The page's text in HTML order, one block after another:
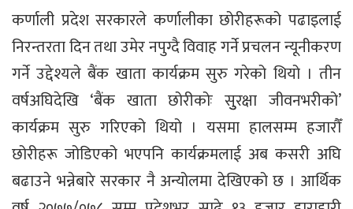
कर्णाली प्रदेश सरकारले कर्णालीका छोरीहरूको पढाइलाई
निरन्तरता दिन तथा उमेर नपुग्दै विवाह गर्ने प्रचलन न्यूनीकरण
गर्ने उद्देश्यले बैंक खाता कार्यक्रम सुरु गरेको थियो । तीन
वर्षअघिदेखि ‘बैंक खाता छोरीकोः सुुरक्षा जीवनभरीको’
कार्यक्रम सुरु गरिएको थियो । यसमा हालसम्म हजारौँ
छोरीहरू जोडिएको भएपनि कार्यक्रमलाई अब कसरी अघि
बढाउने भन्नेबारे सरकार नै अन्योलमा देखिएको छ । आर्थिक